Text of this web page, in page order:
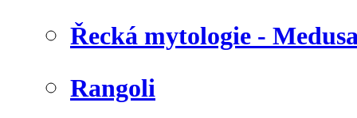
Řecká mytologie -
Rangoli